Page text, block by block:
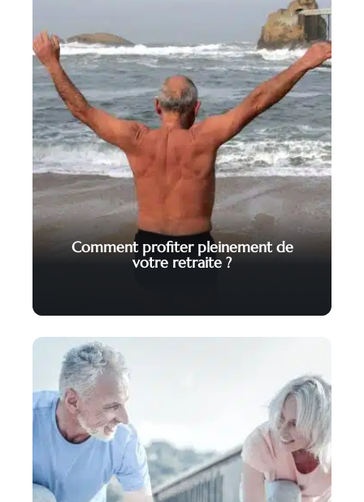
Comment profiter pleinement de
votre retraite ?